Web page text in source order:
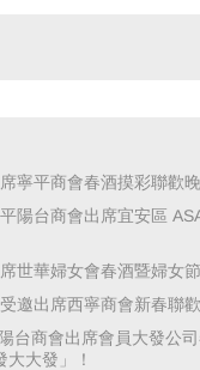
寧平商會春酒摸彩聯歡晚
平陽台商會出席宜安區
世華婦女會春酒暨婦女
邀出席西寧商會新春聯歡
台商會出席會員大發公
大發」！